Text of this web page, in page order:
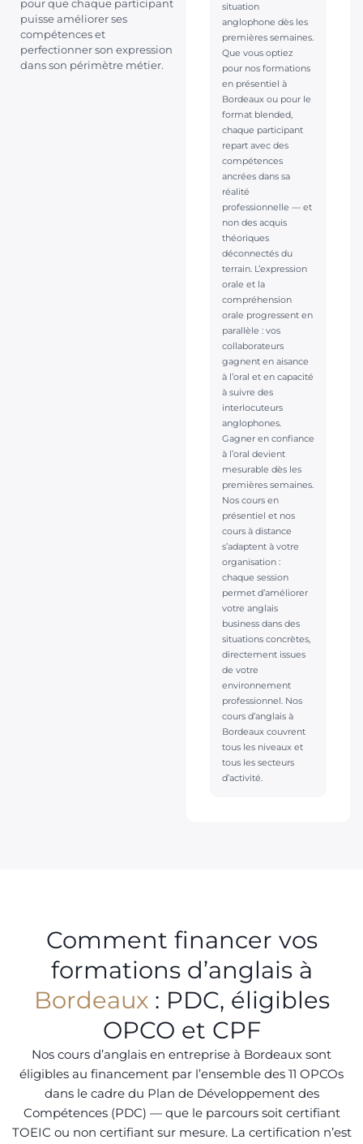
pour que chaque participant
puisse améliorer ses
compétences et
perfectionner son expression
dans son périmètre métier.
situation
anglophone dès les
premières semaines.
Que vous optiez
pour nos formations
en présentiel à
Bordeaux ou pour le
format blended,
chaque participant
repart avec des
compétences
ancrées dans sa
réalité
professionnelle — et
non des acquis
théoriques
déconnectés du
terrain. L’expression
orale et la
compréhension
orale progressent en
parallèle : vos
collaborateurs
gagnent en aisance
à l’oral et en capacité
à suivre des
interlocuteurs
anglophones.
Gagner en confiance
à l’oral devient
mesurable dès les
premières semaines.
Nos cours en
présentiel et nos
cours à distance
s’adaptent à votre
organisation :
chaque session
permet d’améliorer
votre anglais
business dans des
situations concrètes,
directement issues
de votre
environnement
professionnel. Nos
cours d’anglais à
Bordeaux couvrent
tous les niveaux et
tous les secteurs
d’activité.
Comment financer vos
formations d’anglais à
Bordeaux: PDC, éligibles
OPCO et CPF
Nos cours d’anglais en entreprise à Bordeaux sont
éligibles au financement par l’ensemble des 11 OPCOs
dans le cadre du Plan de Développement des
Compétences (PDC) — que le parcours soit certifiant
TOEIC ou non certifiant sur mesure. La certification n’est